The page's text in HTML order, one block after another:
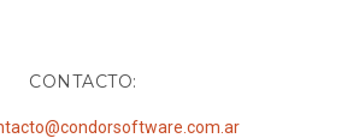
CONTACTO: